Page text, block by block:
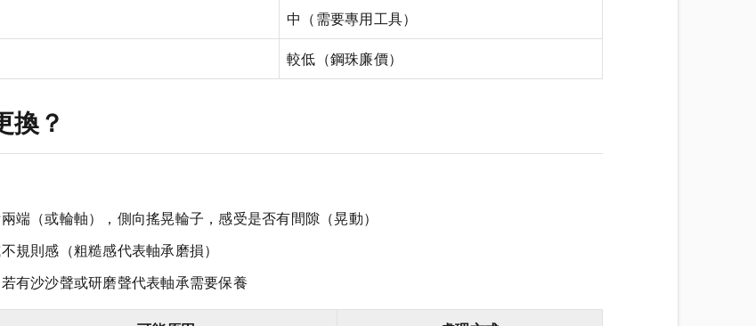
中（需要專用工具）
較低（鋼珠廉價）
換？
端（或輪軸），側向搖晃輪子，感受是否有間隙（晃動）
規則感（粗糙感代表軸承磨損）
有沙沙聲或研磨聲代表軸承需要保養